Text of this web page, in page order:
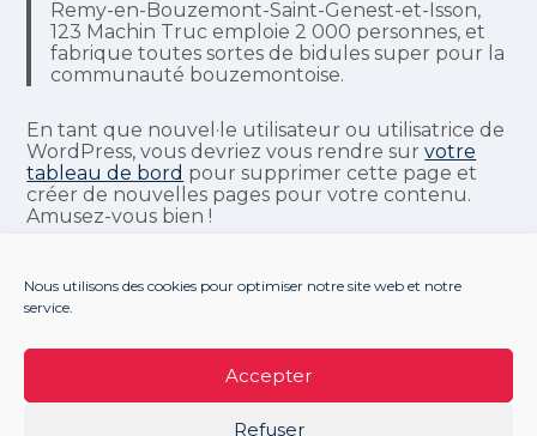
Nous utilisons des cookies pour optimiser notre site web et notre
service.
Accepter
Refuser
Remy-en-Bouzemont-Saint-Genest-et-Isson,
123 Machin Truc emploie 2 000 personnes, et
fabrique toutes sortes de bidules super pour la
communauté bouzemontoise.
En tant que nouvel·le utilisateur ou utilisatrice de
WordPress, vous devriez vous rendre survotre
tableau de bord pour supprimer cette page et
créer de nouvelles pages pour votre contenu.
Amusez-vous bien !
Principale
ACTUALITÉS
CONTACT